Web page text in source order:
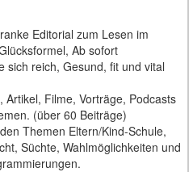
Editorial zum Lesen im
Ab sofort
sich reich, Gesund, fit und vital
Artikel, Filme, Vorträge, Podcasts
(über 60 Beiträge)
Themen Eltern/Kind-Schule,
Süchte, Wahlmöglichkeiten und